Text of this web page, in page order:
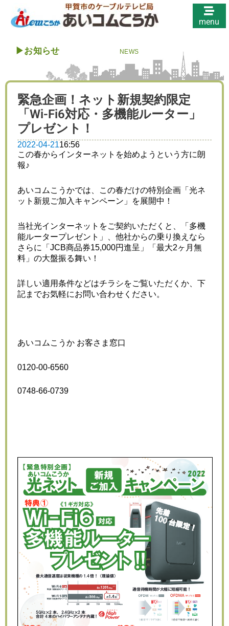
menu
▶︎お知らせ NEWS
緊急企画！ネット新規契約限定
「Wi-Fi6対応・多機能ルーター」
プレゼント！
2022-04-2116:56
この春からインターネットを始めようという方に朗
報♪
あいコムこうかでは、この春だけの特別企画「光ネ
ット新規ご加入キャンペーン」を展開中！
当社光インターネットをご契約いただくと、「多機
能ルータープレゼント」、他社からの乗り換えなら
さらに「JCB商品券15,000円進呈」「最大2ヶ月無
料」の大盤振る舞い！
詳しい適用条件などはチラシをご覧いただくか、下
記までお気軽にお問い合わせください。
あいコムこうか お客さま窓口
0120-00-6560
0748-66-0739